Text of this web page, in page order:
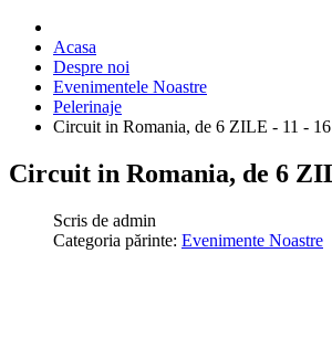
Acasa
Despre noi
Evenimentele Noastre
Pelerinaje
Circuit in Romania, de 6 ZILE - 11 -
Circuit in Romania, de 6
Scris de admin
Categoria părinte: Evenimente Noastre